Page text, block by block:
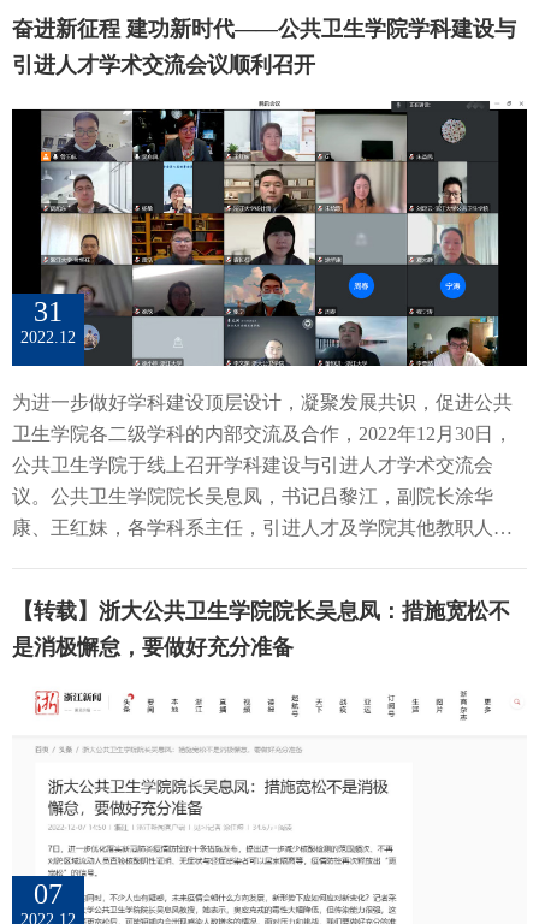
恩之心，为解决人类健康问题努力探寻，开拓进取。 王慧院
长程峰教授何春艳教授王福俤教授至此，第三届公共卫生建
设与发展高峰论坛——青年论坛在学者们的精彩分享和热情
交流中圆满落幕。 文字 | 陈琳 程思清图片 | 会场摄影
究、药物开发和应急管理等角度出发，强调科学求真和行政
务实，向科学要答案、向技术要方案，科学求异、技术求
型公共卫生与健康卓越人才培养范式”的主题，介绍了清华大
学万科公共卫生与健康学院在办学理念、组织架构和学科布
局方面的特点以及打破传统知识结构的国际化定位，明确了
未来公卫学院将要秉承学科交叉协同发展、立足中国面向世
界的同时，服务社会、勇于担当的发展理念。 梁万年教授作
主旨报告在浙江大学公共卫生学院许正平教授和陈坤教授的
共同主持下，孙长颢教授结合哈尔滨医科大学的特色人才培
养模式和理念，介绍了哈尔滨医科大学营养与食品卫生学科
斗”的上医精神，介绍了复旦公卫学院传染病学科的发展历
史、师资团队和创新平台建设、教学与人才培养、社会服务
等情况，并为传染病学科建设提供了建议。浙江大学吴息凤
教授介绍了浙大公卫的办学历史、人才培养、科学研究和学
科建设特点，汇报了健康医疗大数据在基础研究和居民健康
支持等方面的应用，分享了以数字公共卫生为特色推进高水
平公卫学院建设，阐明了健康医疗大数据对于健康中国建
设、数字中国建设和人类卫生健康共同体建设的重要意
义。 孙长颢教授作主旨报告何纳教授作主旨报告吴息凤教授
作主旨报告院长峰会下午场为学院建设交流报告及嘉宾讨
论。学院建设交流第一环节分别由昆明医科大学李燕教授、
中南大学谭红专教授、首都医科大学孙志伟教授以及石河子
大学井明霞教授主持。北京大学詹思延教授介绍了北大公卫
学科的改革发展历程；南京医科大学王建明教授汇报的医防
融合、理实贯通、学研一体复合型公共卫生人才培养体系；
北京协和医学院杨维中教授介绍了“群医学+”特色公共卫生学
科建设；中山大学夏敏教授介绍了全链条-阶梯式的公共卫生
关的5项GWAS以及基于28,738个欧洲人UC风险相关的GWAS
数据，进行正向与反向的双向孟德尔随机化分析进一步验证
循环炎症蛋白标志物和UC风险之间的关联。血清蛋白质组学
数据的汇总分析确定了14种与UC风险相关的炎症蛋白标志
物，正向MR进一步验证了循环细胞因子CXCL9、CXCL11和
CASP8水平的持续升高是UC的重要危险因素。现有观察性研
究大多受限于混杂因素和反向因果的影响，同时缺乏高质量
的随机对照实验数据，无法区分系统性炎症对UC发病的因果
关联以及UC进展对系统性炎症的后续影响。该项研究利用遗
传学分析为CXCL9、CCL11和CASP8的失调在溃疡性结肠炎
发病机制中的因果关系提供证据，为这些细胞因子和趋化因
子相关通路的精准治疗和药物开发提供了新的视角。论文链
接：https://doi.org/10.1093/ecco-jcc/jjac19103：《Aliment
Pharmacol Ther》发文：揭示循环血中营养素对炎性肠病的影
响膳食来源的抗氧化物、矿物质和维生素在炎性肠病的发生
发展过程中起着重要作用。本研究基于多项大型全基因组关
联研究(GWAS)筛选与抗氧化剂(β -胡萝卜素、番茄红素和尿
位点作为工具变量，通过双样本孟德尔随机化研究揭示循环
中的抗氧化物、矿物质和维生素与克罗恩病(CD)或溃疡性结
血中番茄红素、维生素D和维生素K1可降低CD发病风险；番
素。目前欧洲临床营养与代谢协会(ESPEN)建议炎性肠病患者
需要每年评估自身的循环营养素水平并适当摄入补充剂，这
项研究揭示了循环血中抗氧化剂、矿物质和维生素对炎性肠
病的影响，为未来炎性肠病营养素预防的研究与指南制定提
迎辞会议首先由吴息凤院长致欢迎辞，并对此次战略合作项
目做了简要介绍。吴院长表示，合作建立“建始县人民政府一
浙江大学公共卫生学院健康老龄化发展合作基地”是公卫学院
和建始县人民政府立足于积极应对人口老龄化的国家战略要
求，为做好老年人经济保障、医疗保障和服务保障，切实提
高老年群体养老能力，开发老年人力资源并激发“银发”经济
潜力，探索中西部地区医养结合的县域政策而开展的一次友
好协作。她认为，浙大公卫学院是国家高水平公共卫生学院
建设单位之一，在推进高水平公卫学院建设过程中，更是要
将科研学术优势运用到为社会谋进步、为民众谋幸福之中
去，而基于我国人口老龄化现状，发展医养和康养事业是具
政府和学院领导、老师们的大力支持和辛勤付出下，此次战
略合作必将结出丰硕的成果。 建始县委副书记、县长李永太
讲话随后，参会领导和老师一同观看了建始县宣传片，并听
取了李永太县长对于建始县基本情况的介绍。李县长从地理
位置、土地人口、交通建设、人文历史、特色产业等方面向
与会人员介绍了建始县的发展现状，尤其强调了近年来建始
县在旅游、康养产业上的发展势头良好。他表示，建始县人
民政府将积极推进此次战略合作项目的落地，期望通过此次
与公卫学院的合作进一步加强县域发展。 双方签订战略合作
协议吴息凤院长与李永太县长签订战略合作协议。吕黎江书
记、雷宏伍副县长作见证。 双方交流讨论会上，双方就此
次合作进行了交流。吴院长向李县长一行介绍了公共卫生学
院的发展现状。她表示，学院正在积极推进“高水平公共卫生
学院”及健康浙江百万人群队列项目的建设，并引进了大量名
校顶尖公卫人才，正在蓬勃发展中。她也指出，学院的“大公
卫”“大健康”理念是与营养、衰老、康养等方面紧密联系的。
雷副县长则表示，基于我国人口老龄化趋势和人们养老观念
奋进新征程 建功新时代——公共卫生学院学科建设与
引进人才学术交流会议顺利召开
31
2022.12
为进一步做好学科建设顶层设计，凝聚发展共识，促进公共
卫生学院各二级学科的内部交流及合作，2022年12月30日，
公共卫生学院于线上召开学科建设与引进人才学术交流会
议。公共卫生学院院长吴息凤，书记吕黎江，副院长涂华
康、王红妹，各学科系主任，引进人才及学院其他教职人员
和副院长王红妹主持。会议首先由吴息凤院长作学科建设报
告。吴息凤院长在报告中回顾了公共卫生学院近年来在学科
前学院建设和人才工作面临的形势和存在的问题，并对下一
步工作提出了具体要求。吴院长在报告指出，近年来，学院
在师资队伍建设、教书育人、合作交流、平台搭建等方面都
取得了令人欣喜的累累硕果，在办公学习空间、工作条件等
方面得到较大改善，进一步总结凝练了学院的使命、愿景和
发展思路，不断深化“一院一策”改革，通过不断拓展创新合
作模式，同国家、浙江省以及杭州市疾控等建立了良好的合
【转载】浙大公共卫生学院院长吴息凤：措施宽松不
是消极懈怠，要做好充分准备
07
2022.12